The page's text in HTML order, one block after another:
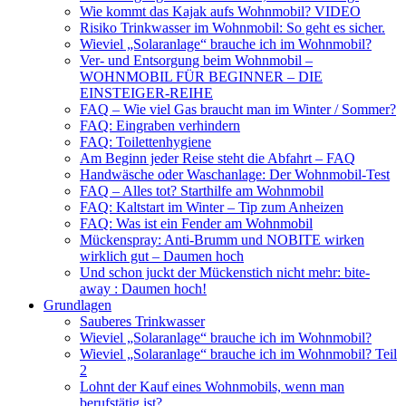
Wie kommt das Kajak aufs Wohnmobil? VIDEO
Risiko Trinkwasser im Wohnmobil: So geht es sicher.
Wieviel „Solaranlage“ brauche ich im Wohnmobil?
Ver- und Entsorgung beim Wohnmobil –
WOHNMOBIL FÜR BEGINNER – DIE
EINSTEIGER-REIHE
FAQ – Wie viel Gas braucht man im Winter / Sommer?
FAQ: Eingraben verhindern
FAQ: Toilettenhygiene
Am Beginn jeder Reise steht die Abfahrt – FAQ
Handwäsche oder Waschanlage: Der Wohnmobil-Test
FAQ – Alles tot? Starthilfe am Wohnmobil
FAQ: Kaltstart im Winter – Tip zum Anheizen
FAQ: Was ist ein Fender am Wohnmobil
Mückenspray: Anti-Brumm und NOBITE wirken
wirklich gut – Daumen hoch
Und schon juckt der Mückenstich nicht mehr: bite-
away : Daumen hoch!
Grundlagen
Sauberes Trinkwasser
Wieviel „Solaranlage“ brauche ich im Wohnmobil?
Wieviel „Solaranlage“ brauche ich im Wohnmobil? Teil
2
Lohnt der Kauf eines Wohnmobils, wenn man
berufstätig ist?